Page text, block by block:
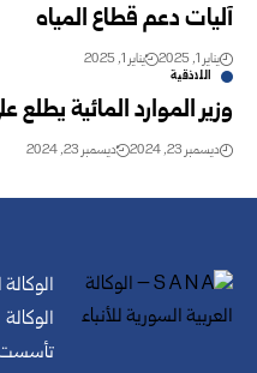
آليات دعم قطاع ‏المياه
يناير 1, 2025 يناير 1, 2025
اللاذقية
وزير الموارد المائية يطلع
ديسمبر 23, 2024 ديسمبر 23, 2024